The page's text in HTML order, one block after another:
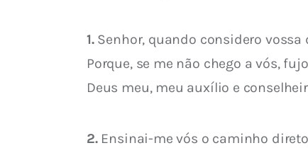
1. Senhor, quando considero
Porque, se me não chego a vós,
Deus meu, meu auxílio e
2. Ensinai-me vós o caminho